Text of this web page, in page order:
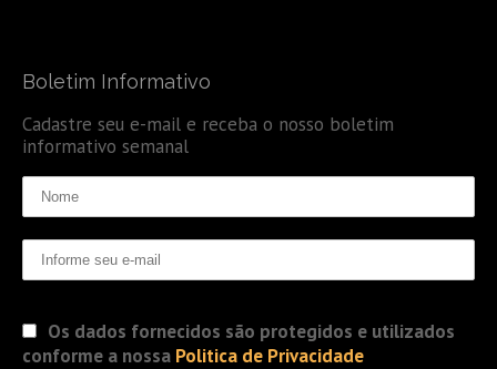
Boletim Informativo
Cadastre seu e-mail e receba o nosso boletim
informativo semanal
Os dados fornecidos são protegidos e utilizados
conforme a nossa Politica de Privacidade